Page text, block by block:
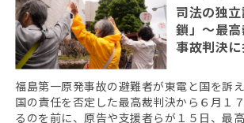
司法の独
鎖」〜最
事故判決
福島第一原発事故の避難者が東電と国を訴え
国の責任を否定した最高裁判決から６月１
るのを前に、原告や支援者らが１５日、最